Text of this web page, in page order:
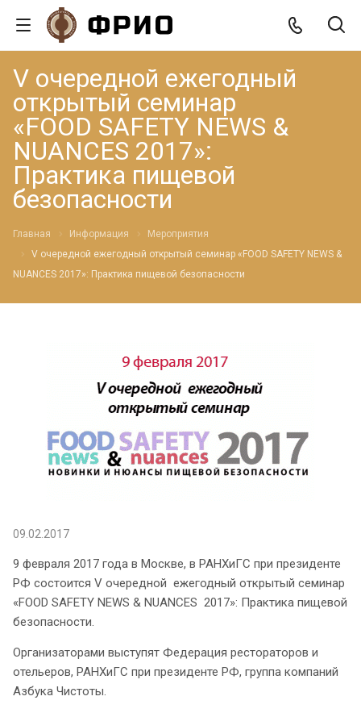
V очередной ежегодный
открытый семинар
«FOOD SAFETY NEWS &
NUANCES 2017»:
Практика пищевой
безопасности
Главная Информация
Мероприятия
V очередной ежегодный открытый семинар «FOOD SAFETY NEWS &
NUANCES 2017»: Практика пищевой безопасности
09.02.2017
9 февраля 2017 года в Москве, в РАНХиГС при президенте
РФ состоится V очередной ежегодный открытый семинар
«FOOD SAFETY NEWS & NUANCES 2017»: Практика пищевой
безопасности.
Организаторами выступят Федерация рестораторов и
отельеров, РАНХиГС при президенте РФ, группа компаний
Азбука Чистоты.